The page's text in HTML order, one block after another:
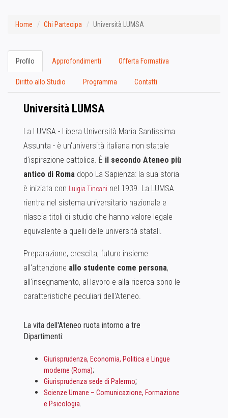
Home Chi Partecipa Università LUMSA
Profilo Approfondimenti Offerta Formativa
Diritto allo Studio Programma Contatti
Università LUMSA
La LUMSA - Libera Università Maria Santissima
Assunta - è un'università italiana non statale
d'ispirazione cattolica. È il secondo Ateneo più
antico di Roma dopo La Sapienza: la sua storia
è iniziata con
Luigia Tincani nel 1939. La LUMSA
rientra nel sistema universitario nazionale e
rilascia titoli di studio che hanno valore legale
equivalente a quelli delle università statali.
Preparazione, crescita, futuro insieme
all'attenzione allo studente come persona,
all'insegnamento, al lavoro e alla ricerca sono le
caratteristiche peculiari dell'Ateneo.
La vita dell'Ateneo ruota intorno a tre
Dipartimenti:
Giurisprudenza, Economia, Politica e Lingue
moderne (Roma);
Giurisprudenza sede di Palermo;
Scienze Umane – Comunicazione, Formazione
e Psicologia.